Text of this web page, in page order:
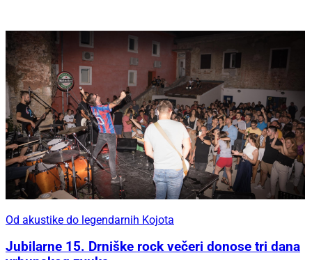
Od akustike do legendarnih Kojota
Jubilarne 15. Drniške rock večeri donose tri dana